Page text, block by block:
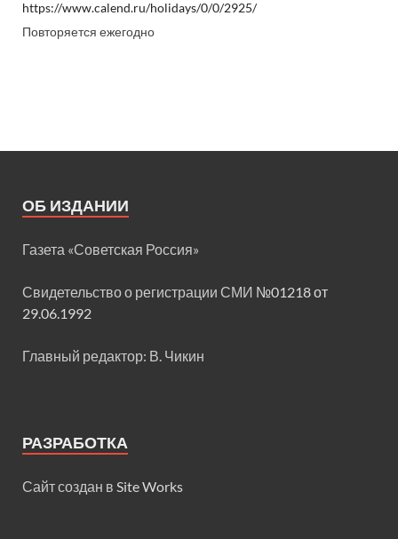
https://www.calend.ru/holidays/0/0/2925/
Повторяется ежегодно
ОБ ИЗДАНИИ
Газета «Советская Россия»
Свидетельство о регистрации СМИ №01218 от
29.06.1992
Главный редактор: В. Чикин
РАЗРАБОТКА
Сайт создан в Site Works